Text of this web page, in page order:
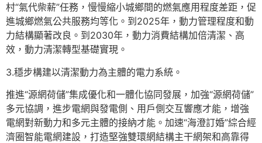
村“氣代柴薪”任務，慢慢縮小城鄉間的燃氣應用程度差距，促
進城鄉燃氣公共服務均等化。到2025年，動力管理程度和動
力結構顯著改良。到2030年，動力消費結構加倍清潔、高
效，動力清潔轉型基礎實現。
3.穩步構建以清潔動力為主體的電力系統。
推進“源網荷儲”集成優化和一體化協同發展，加強“源網荷儲”
多元協調，進步電網與發電側、用戶側交互響應才能，增強
電網對新動力和多元主體的接納才能。加速“海澄訂婚”綜合經
濟圈智能電網建設，打造堅強雙環網結構主干網架和高靠得